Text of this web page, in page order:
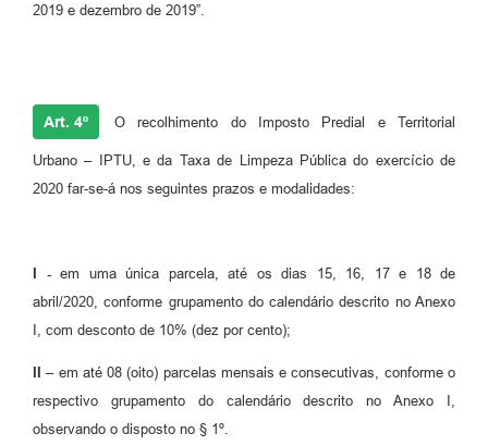
2019 e dezembro de 2019”.
Art. 4º O recolhimento do Imposto Predial e Territorial
Urbano – IPTU, e da Taxa de Limpeza Pública do exercício de
2020 far-se-á nos seguintes prazos e modalidades:
I - em uma única parcela, até os dias 15, 16, 17 e 18 de
abril/2020, conforme grupamento do calendário descrito no Anexo
I, com desconto de 10% (dez por cento);
II – em até 08 (oito) parcelas mensais e consecutivas, conforme o
respectivo grupamento do calendário descrito no Anexo I,
observando o disposto no § 1º.